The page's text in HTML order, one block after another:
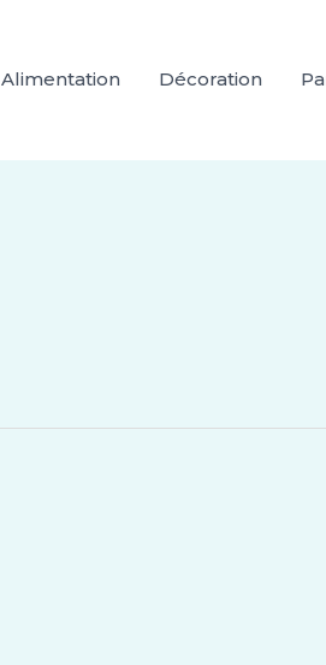
Alimentation Décoration